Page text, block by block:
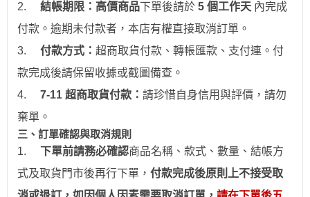
2.
結帳期限： 高價商品下單後請於 5 個工作天 內完成
付款。逾期未付款者，本店有權直接取消訂單。
3.
付款方式： 超商取貨付款、 轉帳匯款、支付連。付
款完成後請保留收據或截圖備查。
4.
7-11 超商取貨付款： 請珍惜自身信用與評價，請勿
棄單。
三、訂單確認與取消規則
1.
下單前請務必確認商品名稱、款式、數量、結帳方
式及取貨門市後再行下單， 付款完成後原則上不接受取